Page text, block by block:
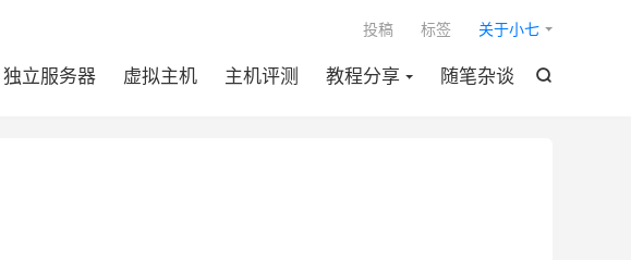

独立服务器 虚拟主机 主机评测 教程分享 随笔杂谈
投稿 标签 关于小七